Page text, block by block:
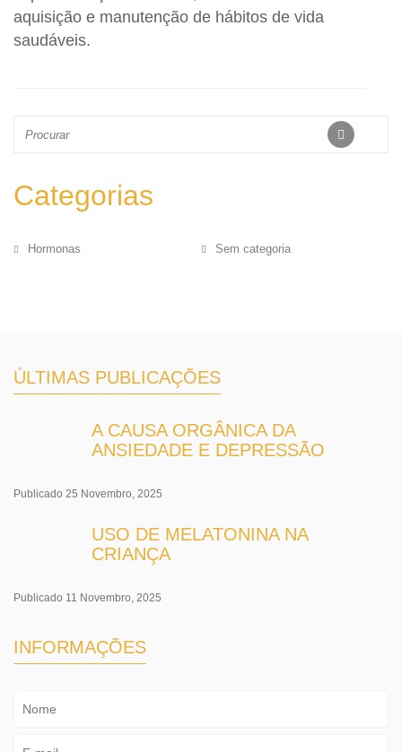
aquisição e manutenção de hábitos de vida
saudáveis.
Categorias
Hormonas Sem categoria
ÚLTIMAS PUBLICAÇÕES
A CAUSA ORGÂNICA DA
ANSIEDADE E DEPRESSÃO
Publicado 25 Novembro, 2025
USO DE MELATONINA NA
CRIANÇA
Publicado 11 Novembro, 2025
INFORMAÇÕES